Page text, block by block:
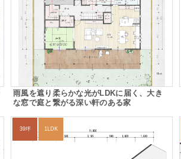
雨風を遮り柔らかな光がLDKに届く、大き
な窓で庭と繋がる深い軒のある家
39坪 1LDK